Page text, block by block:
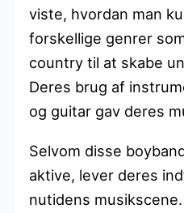
viste, hvordan man
forskellige genrer
country til at skabe
Deres brug af
og guitar gav deres
Selvom disse
aktive, lever deres
nutidens